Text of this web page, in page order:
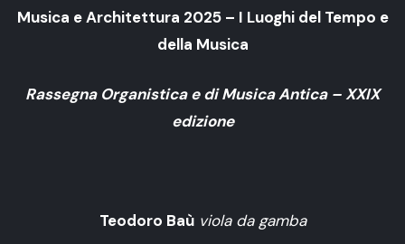
Musica e Architettura 2025 – I Luoghi del Tempo e
della Musica
Rassegna Organistica e di Musica Antica – XXIX
edizione
Teodoro Baù viola da gamba